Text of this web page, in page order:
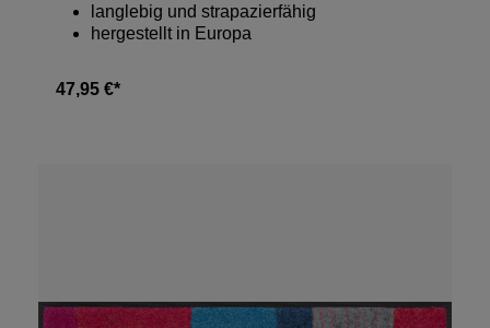
langlebig und strapazierfähig
hergestellt in Europa
47,95 €*